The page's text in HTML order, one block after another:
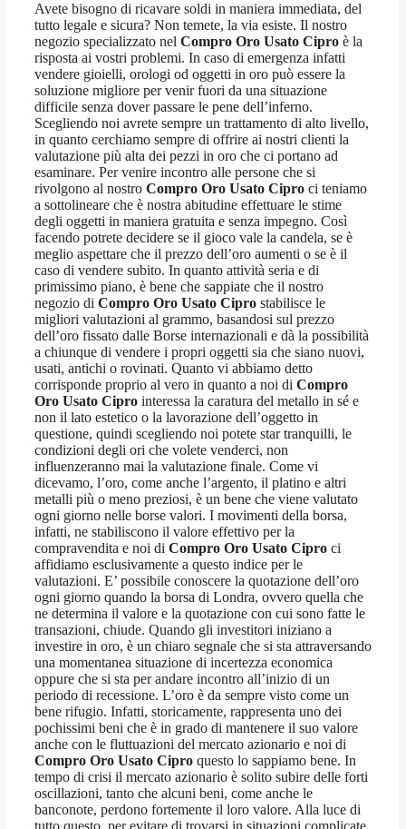
Avete bisogno di ricavare soldi in maniera immediata, del
tutto legale e sicura? Non temete, la via esiste. Il nostro
negozio specializzato nel Compro Oro Usato Cipro è la
risposta ai vostri problemi. In caso di emergenza infatti
vendere gioielli, orologi od oggetti in oro può essere la
soluzione migliore per venir fuori da una situazione
difficile senza dover passare le pene dell’inferno.
Scegliendo noi avrete sempre un trattamento di alto livello,
in quanto cerchiamo sempre di offrire ai nostri clienti la
valutazione più alta dei pezzi in oro che ci portano ad
esaminare. Per venire incontro alle persone che si
rivolgono al nostro Compro Oro Usato Cipro ci teniamo
a sottolineare che è nostra abitudine effettuare le stime
degli oggetti in maniera gratuita e senza impegno. Così
facendo potrete decidere se il gioco vale la candela, se è
meglio aspettare che il prezzo dell’oro aumenti o se è il
caso di vendere subito. In quanto attività seria e di
primissimo piano, è bene che sappiate che il nostro
negozio di Compro Oro Usato Cipro stabilisce le
migliori valutazioni al grammo, basandosi sul prezzo
dell’oro fissato dalle Borse internazionali e dà la possibilità
a chiunque di vendere i propri oggetti sia che siano nuovi,
usati, antichi o rovinati. Quanto vi abbiamo detto
corrisponde proprio al vero in quanto a noi di Compro
Oro Usato Cipro interessa la caratura del metallo in sé e
non il lato estetico o la lavorazione dell’oggetto in
questione, quindi scegliendo noi potete star tranquilli, le
condizioni degli ori che volete venderci, non
influenzeranno mai la valutazione finale. Come vi
dicevamo, l’oro, come anche l’argento, il platino e altri
metalli più o meno preziosi, è un bene che viene valutato
ogni giorno nelle borse valori. I movimenti della borsa,
infatti, ne stabiliscono il valore effettivo per la
compravendita e noi di Compro Oro Usato Cipro ci
affidiamo esclusivamente a questo indice per le
valutazioni. E’ possibile conoscere la quotazione dell’oro
ogni giorno quando la borsa di Londra, ovvero quella che
ne determina il valore e la quotazione con cui sono fatte le
transazioni, chiude. Quando gli investitori iniziano a
investire in oro, è un chiaro segnale che si sta attraversando
una momentanea situazione di incertezza economica
oppure che si sta per andare incontro all’inizio di un
periodo di recessione. L’oro è da sempre visto come un
bene rifugio. Infatti, storicamente, rappresenta uno dei
pochissimi beni che è in grado di mantenere il suo valore
anche con le fluttuazioni del mercato azionario e noi di
Compro Oro Usato Cipro questo lo sappiamo bene. In
tempo di crisi il mercato azionario è solito subire delle forti
oscillazioni, tanto che alcuni beni, come anche le
banconote, perdono fortemente il loro valore. Alla luce di